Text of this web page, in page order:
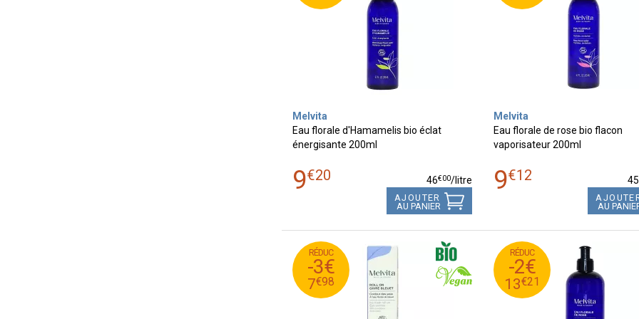
Melvita
Eau florale d'Hamamelis bio éclat
énergisante 200ml
9€20 46€00/litre
AJOUTER
AU PANIER
Melvita
Eau florale de rose bio flacon
vaporisateur 200ml
9€12 45
AU
RÉDUC
-3€
7€98
10
€
98
7
€
98
RÉDUC
-2€
13€21
15
€
21
13
€
21